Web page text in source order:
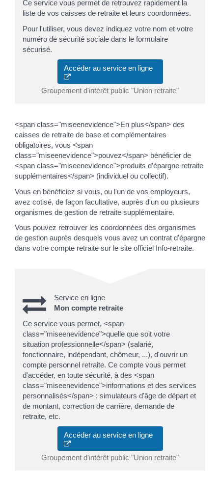
Ce service vous permet de retrouvez rapidement la
liste de vos caisses de retraite et leurs coordonnées.
Pour l'utiliser, vous devez indiquez votre nom et votre
numéro de sécurité sociale dans le formulaire
sécurisé.
Accéder au service en ligne
Groupement d'intérêt public "Union retraite"
<span class="miseenevidence">En plus</span> des
caisses de retraite de base et complémentaires
obligatoires, vous <span
class="miseenevidence">pouvez</span> bénéficier de
<span class="miseenevidence">produits d’épargne retraite
supplémentaires</span> (individuel ou collectif).
Vous en bénéficiez si vous, ou l'un de vos employeurs,
avez cotisé, de façon facultative, auprès d'un ou plusieurs
organismes de gestion de retraite supplémentaire.
Vous pouvez retrouver les coordonnées des organismes
de gestion auprès desquels vous avez un contrat d'épargne
dans votre compte retraite sur le site officiel Info-retraite.
Service en ligne
Mon compte retraite
Ce service vous permet, <span
class="miseenevidence">quelle que soit votre
situation professionnelle</span> (salarié,
fonctionnaire, indépendant, chômeur, ...), d'ouvrir un
compte personnel retraite. Ce compte vous permet
d'accéder, en toute sécurité, à des <span
class="miseenevidence">informations et des services
personnalisés</span> : simulateurs d'âge de départ et
de montant, correction de carrière, demande de
retraite, etc.
Accéder au service en ligne
Groupement d'intérêt public "Union retraite"